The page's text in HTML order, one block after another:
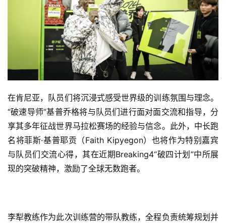
在肯尼亚，队员们将沉浸式感受世界级的训练氛围与理念。
“破速导师”基普乔格将与队员们进行面对面交流和指导，分
享其多年征战世界马拉松赛场的经验与信念。此外，中长跑
名将菲斯·基普耶贡（Faith Kipyegon）也将作为特别嘉宾
与队员们交流心得，其在近期Breaking4“破四计划”中所展
现的突破精神，激励了全球无数跑者。
李犁教练作为此次训练营的带队教练，全程负责统筹规划并